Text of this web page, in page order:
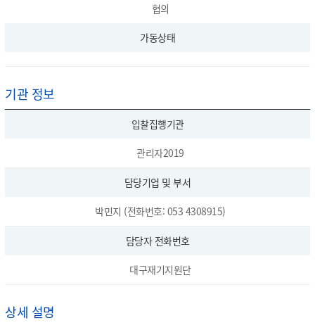
협의
가동상태
기관 정보
입찰집행기관
관리자2019
담당기업 및 부서
박민지 (전화번호: 053 4308915)
담당자 전화번호
대구재기지원단
상세 설명